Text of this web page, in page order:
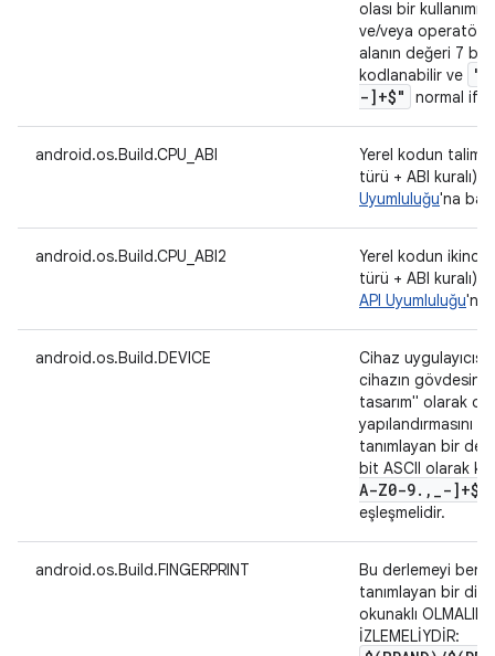
olası bir
ve/veya
alanın değeri 7 bit
kodlanabilir ve
-]+$"
normal
android.os.Build.CPU_ABI
Yerel kodun
türü + ABI kuralı).
Uyumluluğu'na
android.os.Build.CPU_ABI2
Yerel kodun ikinci
türü + ABI kuralı)
API Uyumluluğu'na
android.os.Build.DEVICE
Cihaz
cihazın
tasarım" olarak da
yapılandırmasını
tanımlayan bir
bit ASCII olarak
A-Z0-9. , _-]+$"
eşleşmelidir.
android.os.Build.FINGERPRINT
Bu derlemeyi
tanımlayan bir
okunaklı
İZLEMELİYDİR: